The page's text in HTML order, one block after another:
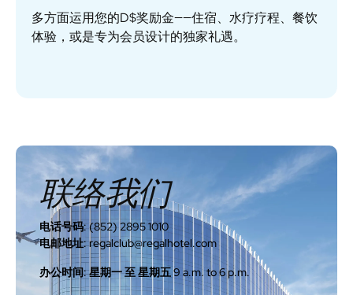
多方面运用您的D$奖励金——住宿、水疗疗程、餐饮
体验，或是专为会员设计的独家礼遇。
联络我们
电话号码: (852) 2895 1010
电邮地址: regalclub@regalhotel.com
办公时间: 星期一 至 星期五 9 a.m. to 6 p.m.